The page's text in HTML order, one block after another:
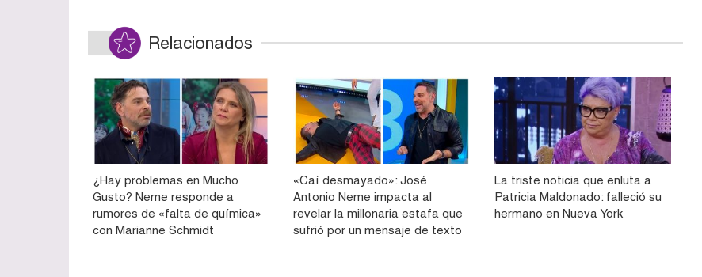
Relacionados
¿Hay problemas en Mucho
Gusto? Neme responde a
rumores de «falta de química»
con Marianne Schmidt
«Caí desmayado»: José
Antonio Neme impacta al
revelar la millonaria estafa que
sufrió por un mensaje de texto
La triste noticia que enluta a
Patricia Maldonado: falleció su
hermano en Nueva York